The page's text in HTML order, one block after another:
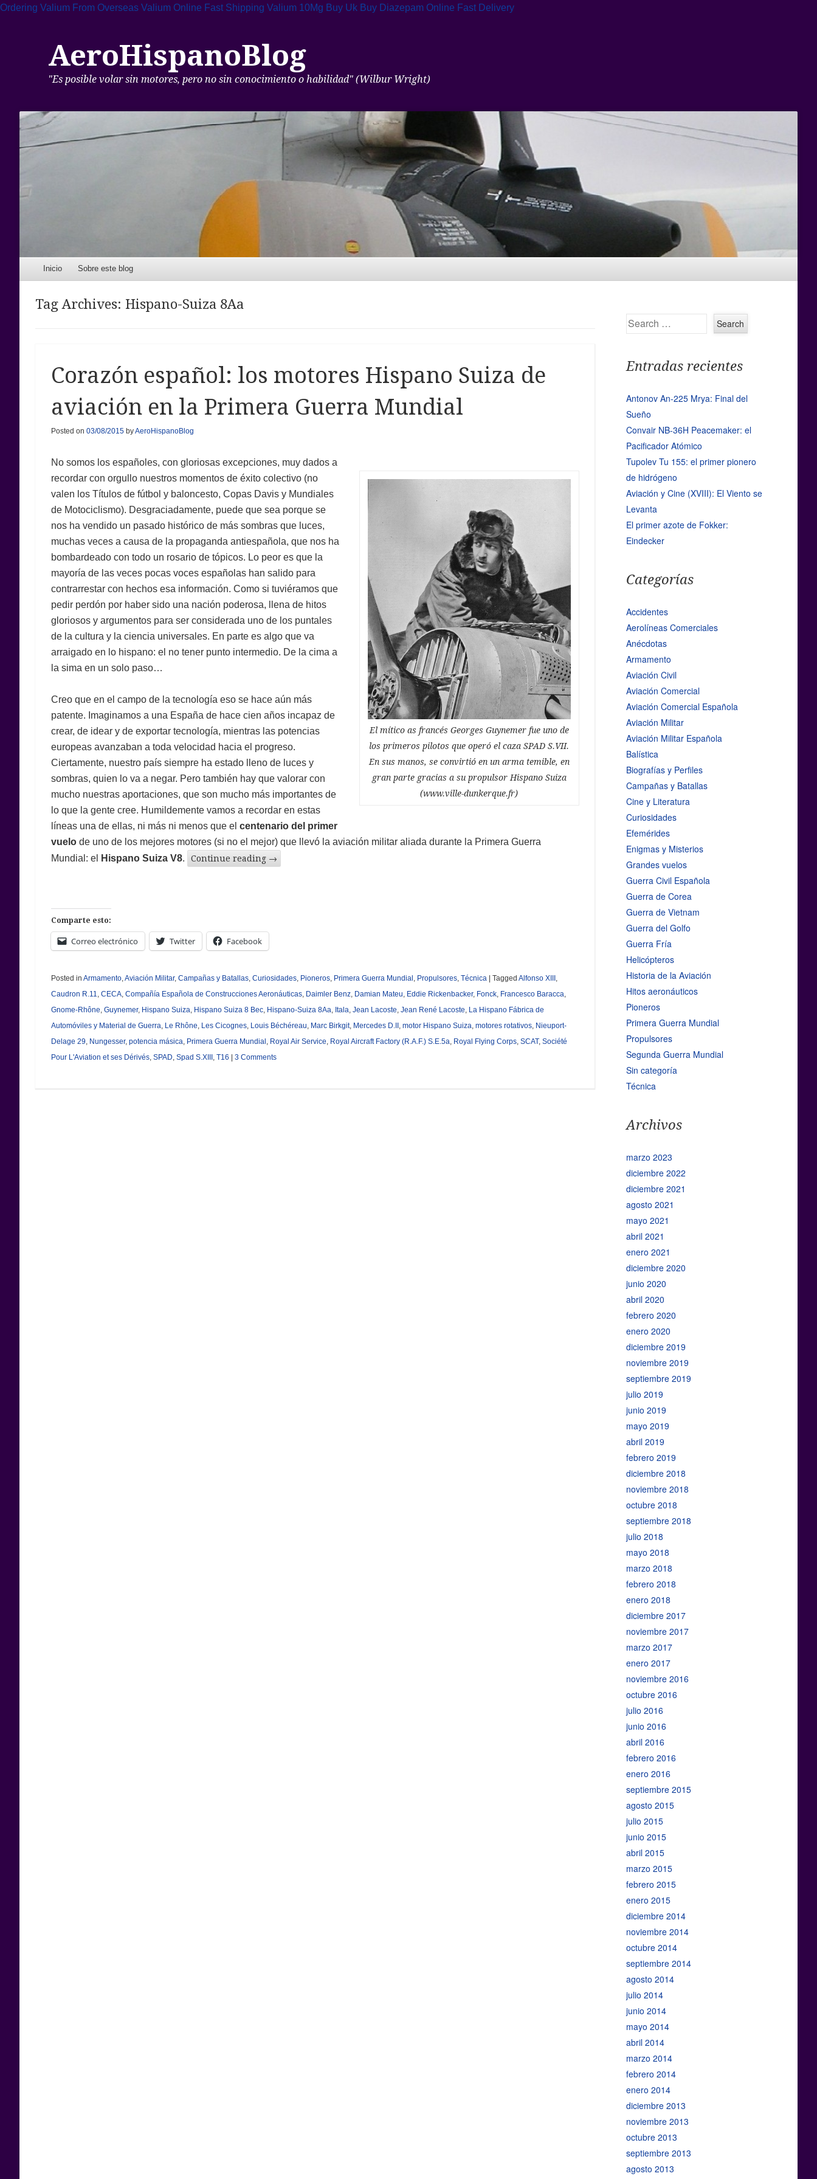
Ordering Valium From Overseas Valium Online Fast Shipping Valium 10Mg Buy Uk Buy Diazepam Online Fast Delivery
AeroHispanoBlog
"Es posible volar sin motores, pero no sin conocimiento o habilidad" (Wilbur Wright)
Menu
Skip to content
Inicio Sobre este blog
Tag Archives: Hispano-Suiza 8Aa
Corazón español: los motores Hispano Suiza de
aviación en la Primera Guerra Mundial
Posted on 03/08/2015byAeroHispanoBlog
El mítico as francés Georges Guynemer fue uno de
los primeros pilotos que operó el caza SPAD S.VII.
En sus manos, se convirtió en un arma temible, en
gran parte gracias a su propulsor Hispano Suiza
(www.ville-dunkerque.fr)
No somos los españoles, con gloriosas excepciones, muy dados a
recordar con orgullo nuestros momentos de éxito colectivo (no
valen los Títulos de fútbol y baloncesto, Copas Davis y Mundiales
de Motociclismo). Desgraciadamente, puede que sea porque se
nos ha vendido un pasado histórico de más sombras que luces,
muchas veces a causa de la propaganda antiespañola, que nos ha
bombardeado con todo un rosario de tópicos. Lo peor es que la
mayoría de las veces pocas voces españolas han salido para
contrarrestar con hechos esa información. Como si tuviéramos que
pedir perdón por haber sido una nación poderosa, llena de hitos
gloriosos y argumentos para ser considerada uno de los puntales
de la cultura y la ciencia universales. En parte es algo que va
arraigado en lo hispano: el no tener punto intermedio. De la cima a
la sima en un solo paso…
Creo que en el campo de la tecnología eso se hace aún más
patente. Imaginamos a una España de hace cien años incapaz de
crear, de idear y de exportar tecnología, mientras las potencias
europeas avanzaban a toda velocidad hacia el progreso.
Ciertamente, nuestro país siempre ha estado lleno de luces y
sombras, quien lo va a negar. Pero también hay que valorar con
mucho nuestras aportaciones, que son mucho más importantes de
lo que la gente cree. Humildemente vamos a recordar en estas
líneas una de ellas, ni más ni menos que el centenario del primer
vuelode uno de los mejores motores (si no el mejor) que llevó la aviación militar aliada durante la Primera Guerra
Mundial: el
Hispano Suiza V8. Continue reading →
Comparte esto:
Correo electrónico Twitter Facebook
Posted in Armamento,Aviación Militar, Campañas y Batallas, Curiosidades, Pioneros, Primera Guerra Mundial, Propulsores, Técnica | Tagged Alfonso XIII,
Caudron R.11, CECA, Compañía Española de Construcciones Aeronáuticas, Daimler Benz, Damian Mateu, Eddie Rickenbacker, Fonck, Francesco Baracca,
Gnome-Rhône, Guynemer, Hispano Suiza, Hispano Suiza 8 Bec, Hispano-Suiza 8Aa, Itala, Jean Lacoste, Jean René Lacoste, La Hispano Fábrica de
Automóviles y Material de Guerra, Le Rhône, Les Cicognes, Louis Béchéreau, Marc Birkgit, Mercedes D.II, motor Hispano Suiza, motores rotativos, Nieuport-
Delage 29, Nungesser, potencia másica, Primera Guerra Mundial, Royal Air Service, Royal Aircraft Factory (R.A.F.) S.E.5a, Royal Flying Corps, SCAT, Société
Pour L'Aviation et ses Dérivés, SPAD, Spad S.XIII, T16 | 3 Comments
Search
Entradas recientes
Antonov An-225 Mrya: Final del
Sueño
Convair NB-36H Peacemaker: el
Pacificador Atómico
Tupolev Tu 155: el primer pionero
de hidrógeno
Aviación y Cine (XVIII): El Viento se
Levanta
El primer azote de Fokker:
Eindecker
Categorías
Accidentes
Aerolíneas Comerciales
Anécdotas
Armamento
Aviación Civil
Aviación Comercial
Aviación Comercial Española
Aviación Militar
Aviación Militar Española
Balística
Biografías y Perfiles
Campañas y Batallas
Cine y Literatura
Curiosidades
Efemérides
Enigmas y Misterios
Grandes vuelos
Guerra Civil Española
Guerra de Corea
Guerra de Vietnam
Guerra del Golfo
Guerra Fría
Helicópteros
Historia de la Aviación
Hitos aeronáuticos
Pioneros
Primera Guerra Mundial
Propulsores
Segunda Guerra Mundial
Sin categoría
Técnica
Archivos
marzo 2023
diciembre 2022
diciembre 2021
agosto 2021
mayo 2021
abril 2021
enero 2021
diciembre 2020
junio 2020
abril 2020
febrero 2020
enero 2020
diciembre 2019
noviembre 2019
septiembre 2019
julio 2019
junio 2019
mayo 2019
abril 2019
febrero 2019
diciembre 2018
noviembre 2018
octubre 2018
septiembre 2018
julio 2018
mayo 2018
marzo 2018
febrero 2018
enero 2018
diciembre 2017
noviembre 2017
marzo 2017
enero 2017
noviembre 2016
octubre 2016
julio 2016
junio 2016
abril 2016
febrero 2016
enero 2016
septiembre 2015
agosto 2015
julio 2015
junio 2015
abril 2015
marzo 2015
febrero 2015
enero 2015
diciembre 2014
noviembre 2014
octubre 2014
septiembre 2014
agosto 2014
julio 2014
junio 2014
mayo 2014
abril 2014
marzo 2014
febrero 2014
enero 2014
diciembre 2013
noviembre 2013
octubre 2013
septiembre 2013
agosto 2013